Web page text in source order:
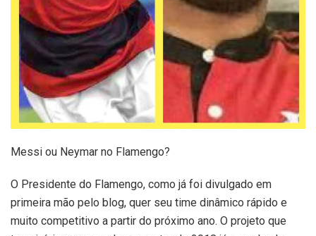
Messi ou Neymar no Flamengo?
O Presidente do Flamengo, como já foi divulgado em
primeira mão pelo blog, quer seu time dinâmico rápido e
muito competitivo a partir do próximo ano. O projeto que